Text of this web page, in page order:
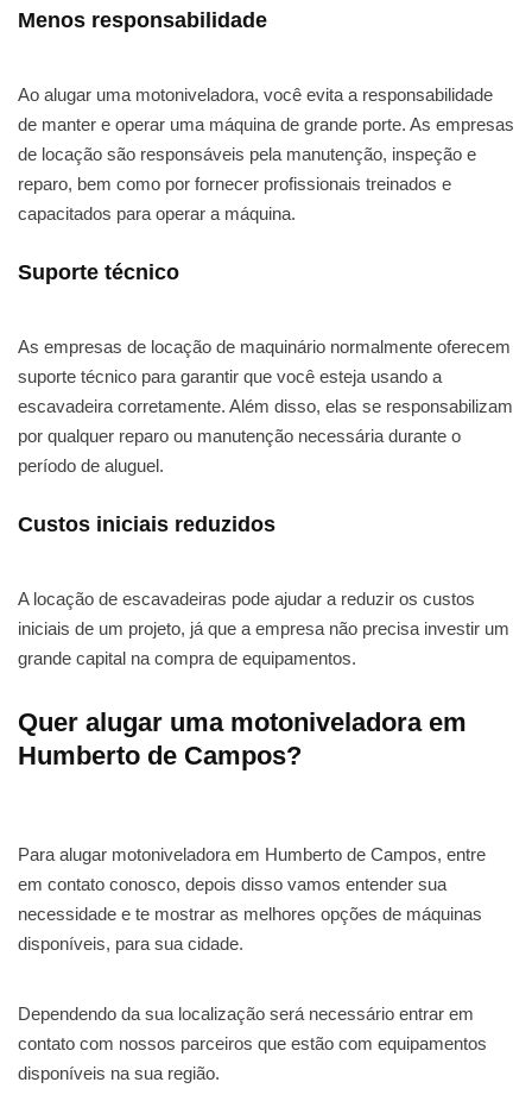
Menos responsabilidade
Ao alugar uma motoniveladora, você evita a responsabilidade
de manter e operar uma máquina de grande porte. As empresas
de locação são responsáveis pela manutenção, inspeção e
reparo, bem como por fornecer profissionais treinados e
capacitados para operar a máquina.
Suporte técnico
As empresas de locação de maquinário normalmente oferecem
suporte técnico para garantir que você esteja usando a
escavadeira corretamente. Além disso, elas se responsabilizam
por qualquer reparo ou manutenção necessária durante o
período de aluguel.
Custos iniciais reduzidos
A locação de escavadeiras pode ajudar a reduzir os custos
iniciais de um projeto, já que a empresa não precisa investir um
grande capital na compra de equipamentos.
Quer alugar uma motoniveladora em
Humberto de Campos?
Para alugar motoniveladora em Humberto de Campos, entre
em contato conosco, depois disso vamos entender sua
necessidade e te mostrar as melhores opções de máquinas
disponíveis, para sua cidade.
Dependendo da sua localização será necessário entrar em
contato com nossos parceiros que estão com equipamentos
disponíveis na sua região.